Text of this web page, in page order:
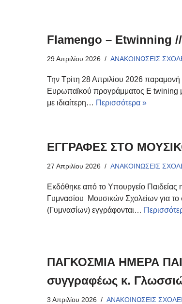
Flamengo – Etwinning
29 Απριλίου 2026 ΑΝΑΚΟΙΝΩΣΕΙΣ
Την Τρίτη 28 Απριλίου 2026
Ευρωπαϊκού προγράμματος E twining
με ιδιαίτερη… Περισσότερα »
ΕΓΓΡΑΦΕΣ ΣΤΟ
27 Απριλίου 2026 ΑΝΑΚΟΙΝΩΣΕΙΣ
Εκδόθηκε από το Υπουργείο Παιδείας
Γυμνασίου Μουσικών Σχολείων για
(Γυμνασίων) εγγράφονται…
ΠΑΓΚΟΣΜΙΑ ΗΜΕΡΑ
συγγραφέως κ.
3 Απριλίου 2026 ΑΝΑΚΟΙΝΩΣΕΙΣ